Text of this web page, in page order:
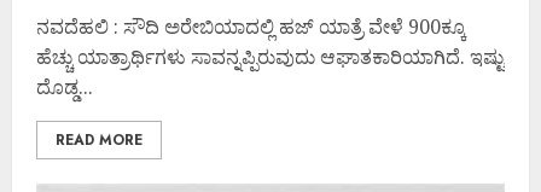
ನವದೆಹಲಿ : ಸೌದಿ ಅರೇಬಿಯಾದಲ್ಲಿ ಹಜ್ ಯಾತ್ರೆ ವೇಳೆ 900ಕ್ಕೂ
ಹೆಚ್ಚು ಯಾತ್ರಾರ್ಥಿಗಳು ಸಾವನ್ನಪ್ಪಿರುವುದು ಆಘಾತಕಾರಿಯಾಗಿದೆ. ಇಷ್ಟು
ದೊಡ್ಡ...
READ MORE